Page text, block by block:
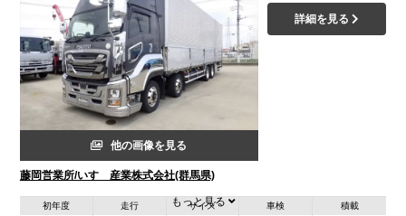
他の画像を見る
藤岡営業所/いすゞ産業株式会社(群馬県)
詳細を見る
初年度 走行 サイズ 車検 積載
もっと見る